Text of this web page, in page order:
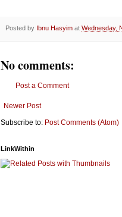
Posted by Ibnu Hasyim at Wednesday,
No comments:
Post a Comment
Newer Post
Subscribe to: Post Comments (Atom)
LinkWithin